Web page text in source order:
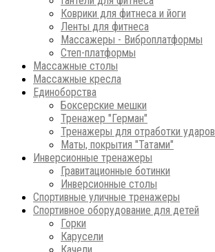
Коврики для фитнеса и йоги
Ленты для фитнеса
Массажеры - Виброплатформы
Степ-платформы
Массажные столы
Массажные кресла
Единоборства
Боксерские мешки
Тренажер "Герман"
Тренажеры для отработки ударов
Маты, покрытия "Татами"
Инверсионные тренажеры
Гравитационные ботинки
Инверсионные столы
Спортивные уличные тренажеры
Спортивное оборудование для детей
Горки
Карусели